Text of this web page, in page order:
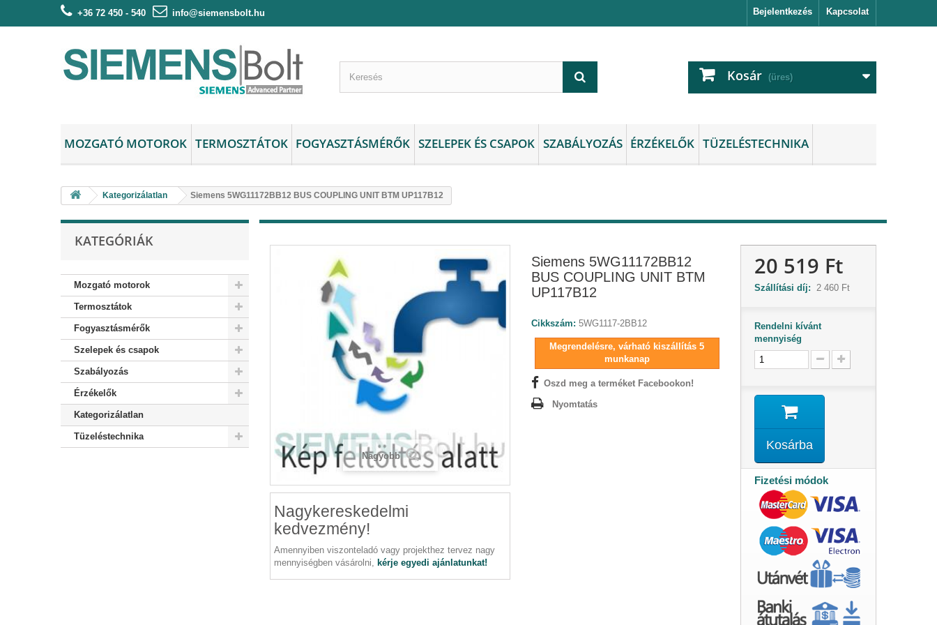
Kapcsolat
+36 72 450 - 540 info@siemensbolt.hu Bejelentkezés
Kosár (üres)
MOZGATÓ MOTOROK TERMOSZTÁTOK FOGYASZTÁSMÉRŐK SZELEPEK ÉS CSAPOK SZABÁLYOZÁS ÉRZÉKELŐK TÜZELÉSTECHNIKA
Kategorizálatlan Siemens 5WG11172BB12 BUS COUPLING UNIT BTM UP117B12
KATEGÓRIÁK
Mozgató motorok
Termosztátok
Fogyasztásmérők
Szelepek és csapok
Szabályozás
Érzékelők
Kategorizálatlan
Tüzeléstechnika
Nagyobb
Nagykereskedelmi
kedvezmény!
Amennyiben viszonteladó vagy projekthez tervez nagy
mennyiségben vásárolni, kérje egyedi ajánlatunkat!
Siemens 5WG11172BB12
BUS COUPLING UNIT BTM
UP117B12
Cikkszám: 5WG1117-2BB12
Megrendelésre, várható kiszállítás 5
munkanap
Oszd meg a terméket Facebookon!
Nyomtatás
20 519 Ft
Szállítási díj: 2 460 Ft
Rendelni kívánt
mennyiség
Kosárba
Fizetési módok